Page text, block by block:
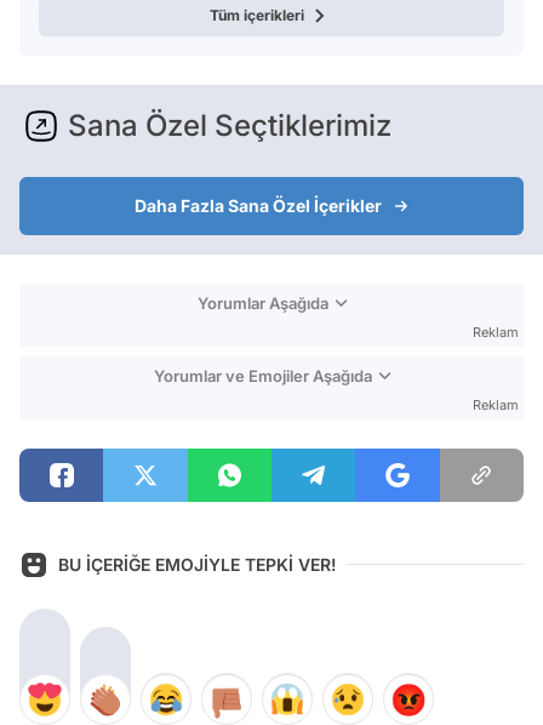
Tüm içerikleri
Sana Özel Seçtiklerimiz
Daha Fazla Sana Özel İçerikler
Yorumlar Aşağıda
Reklam
Yorumlar ve Emojiler Aşağıda
Reklam
BU İÇERİĞE EMOJİYLE TEPKİ VER!